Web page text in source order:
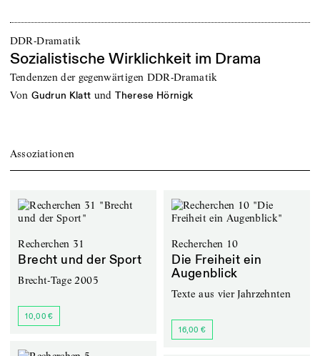
DDR-Dramatik
Sozialistische Wirklichkeit im Drama
Tendenzen der gegenwärtigen DDR-Dramatik
von Gudrun Klatt und Therese Hörnigk
Assoziationen
Recherchen 31
Brecht und der Sport
Brecht-Tage 2005
10,00 €
Recherchen 10
Die Freiheit ein
Augenblick
Texte aus vier Jahrzehnten
16,00 €